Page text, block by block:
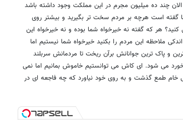
چند ده میلیون مجرم در این مملکت وجود داشته باشد
گفته است هرچه بر مردم سخت تر بگیرید و بیشتر روی
کنید؟ هر که گفته نه خیرخواه شما بوده و نه خیرخواه این
ملاحظه این مردم را بکنید خیرخواه شما نیستیم اما
و پاک ترین جوانانش برآن ریخت تا مردمانش سربلند
می شود. ای کاش می توانستیم خاموش بمانیم اما نمی
خام طمع گذشت و به روی خود نیاورد که چه فاجعه ای در